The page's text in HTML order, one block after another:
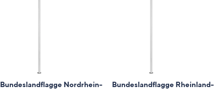
Bundeslandflagge Nordrhein-
Bundeslandflagge Rheinland-